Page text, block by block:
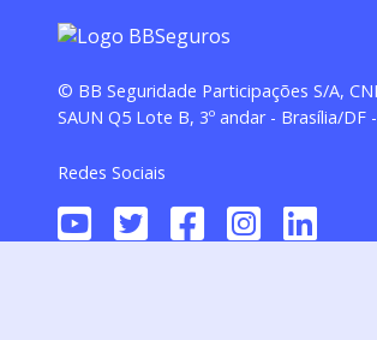
© BB Seguridade Participações S/A,
SAUN Q5 Lote B, 3º andar - Brasília/DF
Redes Sociais